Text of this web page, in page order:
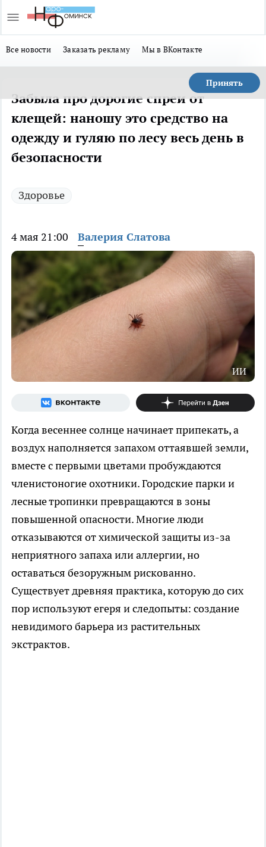
Все новости Заказать рекламу Мы в ВКонтакте
Принять
Забыла про дорогие спреи от
клещей: наношу это средство на
одежду и гуляю по лесу весь день в
безопасности
Здоровье
4 мая 21:00 Валерия Слатова
ИИ
Когда весеннее солнце начинает припекать, а
воздух наполняется запахом оттаявшей земли,
вместе с первыми цветами пробуждаются
членистоногие охотники. Городские парки и
лесные тропинки превращаются в зоны
повышенной опасности. Многие люди
отказываются от химической защиты из-за
неприятного запаха или аллергии, но
оставаться безоружным рискованно.
Существует древняя практика, которую до сих
пор используют егеря и следопыты: создание
невидимого барьера из растительных
экстрактов.